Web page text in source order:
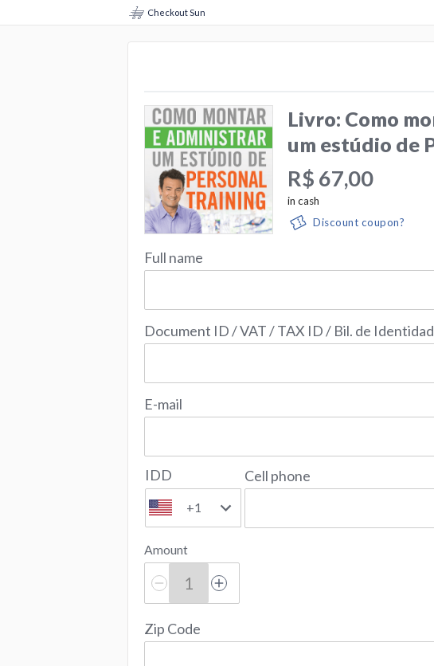
Checkout Sun
Livro: Como
um estúdio de
R$ 67,00
in cash
Discount coupon?
Full name
Document ID / VAT / TAX ID / Bil. de
E-mail
IDD
+1
Cell phone
Amount
Zip Code